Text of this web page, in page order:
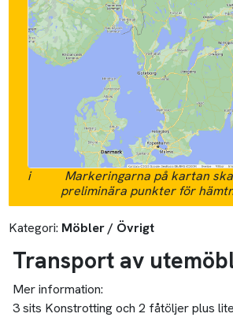
i
Markeringarna på kartan
preliminära punkter för
Kategori: Möbler / Övrigt
Transport av
Mer information:
3 sits Konstrotting och 2 fåtöljer plus